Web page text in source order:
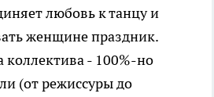
любовь к танцу и
женщине праздник.
коллектива - 100%-но
(от режиссуры до